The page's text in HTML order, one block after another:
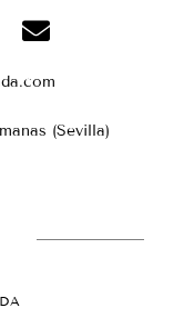
(Sevilla)